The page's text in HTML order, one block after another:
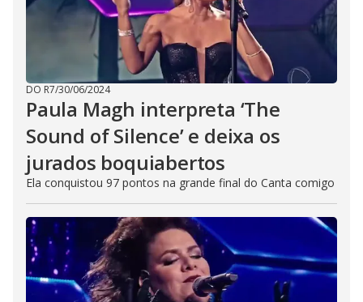
DO R7/30/06/2024
Paula Magh interpreta ‘The
Sound of Silence’ e deixa os
jurados boquiabertos
Ela conquistou 97 pontos na grande final do Canta comigo